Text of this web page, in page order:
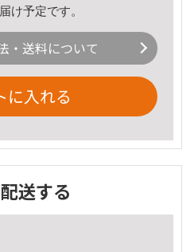
け予定です。
・送料について
に入れる
配送する